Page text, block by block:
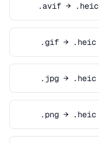
.avif → .heic
.gif → .heic
.jpg → .heic
.png → .heic